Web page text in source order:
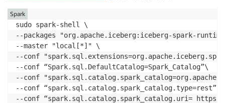
sudo spark-shell \
--packages "org.apache.iceberg:iceberg-spark-
--master "local[*]" \
--conf
--conf “Spark.sql.DefaultCatalog=Spark_Catalog”\
--conf
--conf “spark.sql.catalog.spark_catalog.type=rest”\
--conf “spark.sql.catalog.spark_catalog.uri= https://
Spark